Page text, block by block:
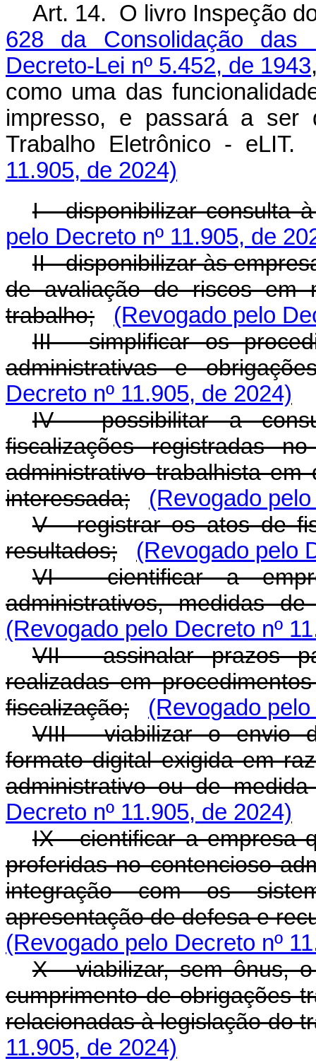
Art. 14. O livro Inspeção
628 da Consolidação das
Decreto-Lei nº 5.452, de 1943
como uma das
impresso, e passará a ser
Trabalho Eletrônico -
11.905, de 2024)
I - disponibilizar consulta
pelo Decreto nº 11.905, de
II - disponibilizar às
de avaliação de riscos em
trabalho;
(Revogado pelo
III - simplificar os
administrativas e
Decreto nº 11.905, de 2024)
IV - possibilitar a
fiscalizações registradas
administrativo trabalhista
interessada;
(Revogado
V - registrar os atos de
resultados;
(Revogado pelo
VI - cientificar a
administrativos, medidas
(Revogado pelo Decreto nº
VII - assinalar prazos
realizadas em
fiscalização;
(Revogado
VIII - viabilizar o envio
formato digital exigida em
administrativo ou de
Decreto nº 11.905, de 2024)
IX - cientificar a empresa
proferidas no contencioso
integração com os
apresentação de defesa e
(Revogado pelo Decreto nº
X - viabilizar, sem ônus,
cumprimento de obrigações
relacionadas à legislação do
11.905, de 2024)